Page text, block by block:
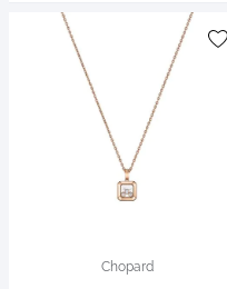
Chopard